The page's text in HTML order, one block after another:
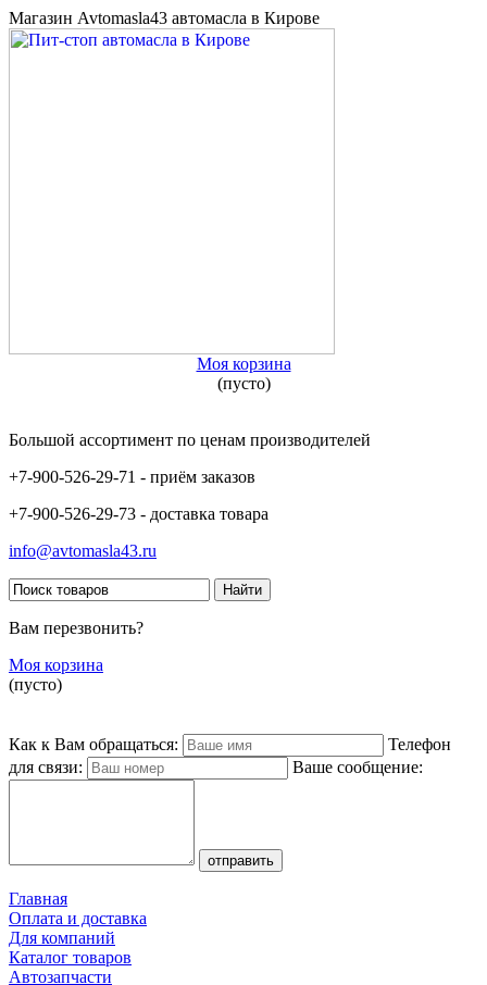
Магазин Avtomasla43 автомасла в Кирове
Моя корзина
(пусто)
Большой ассортимент по ценам производителей
+7-900-526-29-71 - приём заказов
+7-900-526-29-73 - доставка товара
info@avtomasla43.ru
Вам перезвонить?
Моя корзина
(пусто)
Как к Вам обращаться:
Телефон
для связи:
Ваше сообщение:
Главная
Оплата и доставка
Для компаний
Каталог товаров
Автозапчасти